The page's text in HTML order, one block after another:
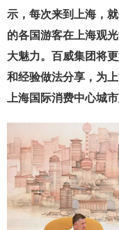
示，每次来到上海，
的各国游客在上海观
大魅力。百威集团将
和经验做法分享，为
上海国际消费中心城